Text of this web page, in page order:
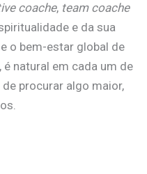
coache, team coache
e da sua
o bem-estar global de
natural em cada um de
procurar algo maior,